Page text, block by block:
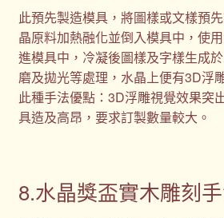
此預先製造模具，將圖樣或文樣預
晶原料加熱融化並倒入模具中，使
進模具中，冷凝後圖樣及字樣生成
磨及拋光等處理，水晶上便有3D浮
此種手法優點：3D浮雕視覺效果突
具造及高昂，要求訂製數量較大。
8.水晶獎盃實木雕刻